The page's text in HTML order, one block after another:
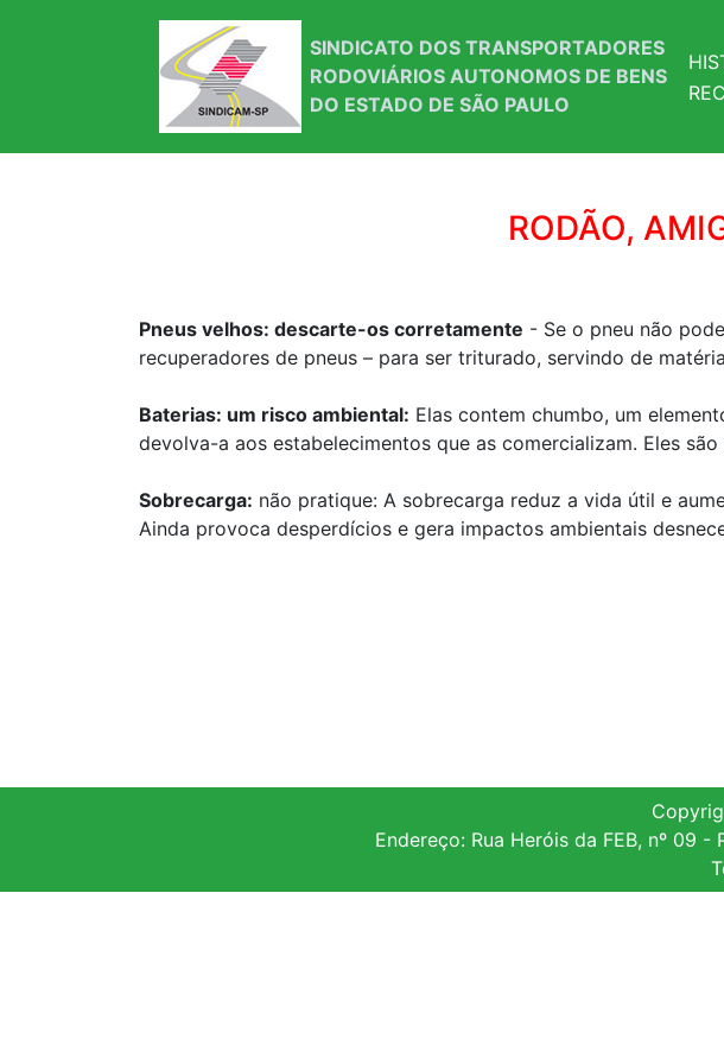
SINDICATO DOS TRANSPORTADORES
RODOVIÁRIOS AUTONOMOS DE BENS
DO ESTADO DE SÃO PAULO
RODÃO,
Pneus velhos: descarte-os corretamente - Se o pneu não
recuperadores de pneus – para ser triturado, servindo de
Baterias: um risco ambiental: Elas contem chumbo, um
devolva-a aos estabelecimentos que as comercializam. Eles
Sobrecarga: não pratique: A sobrecarga reduz a vida útil e
Ainda provoca desperdícios e gera impactos ambientais
Endereço: Rua Heróis da FEB, nº 09